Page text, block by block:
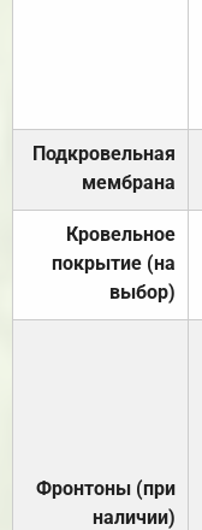
Подкровельная
мембрана
Кровельное
покрытие (на
выбор)
Фронтоны (при
наличии)